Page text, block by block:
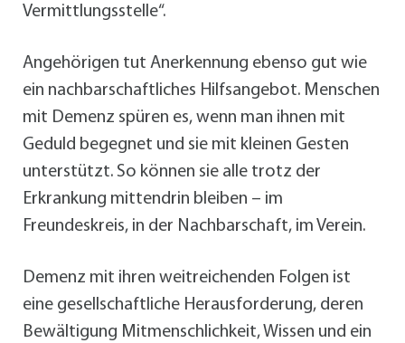
Vermittlungsstelle“.
Angehörigen tut Anerkennung ebenso gut wie
ein nachbarschaftliches Hilfsangebot. Menschen
mit Demenz spüren es, wenn man ihnen mit
Geduld begegnet und sie mit kleinen Gesten
unterstützt. So können sie alle trotz der
Erkrankung mittendrin bleiben – im
Freundeskreis, in der Nachbarschaft, im Verein.
Demenz mit ihren weitreichenden Folgen ist
eine gesellschaftliche Herausforderung, deren
Bewältigung Mitmenschlichkeit, Wissen und ein